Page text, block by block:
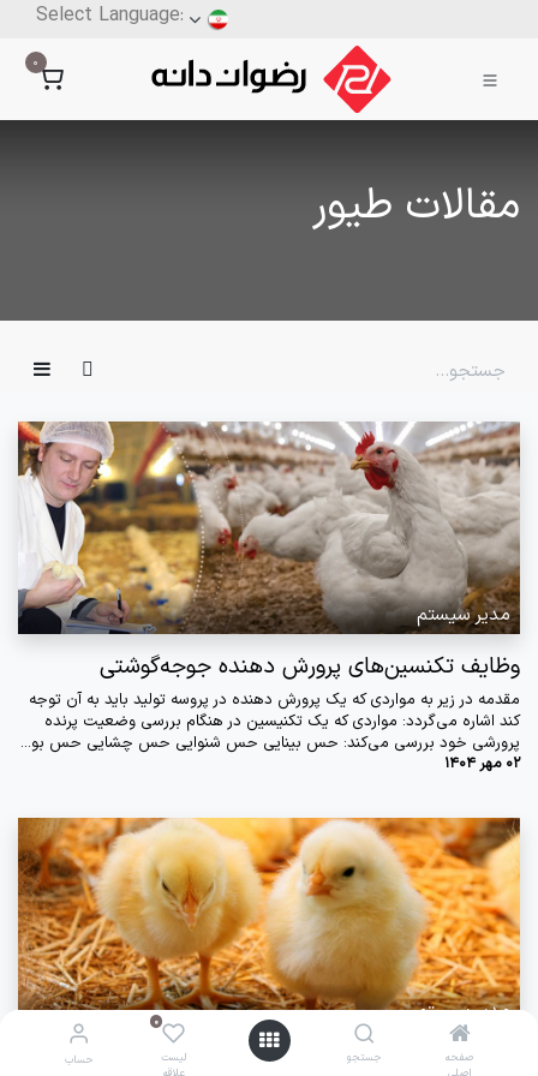
صفحه
جستجو
0
لیست
حساب
صفحه
جستجو
0
لیست
حساب
0
مقالات طیور
مدیر سیستم
وظایف تکنسین‌های پرورش دهنده جوجه‌گوشتی
مقدمه در زیر به مواردی که یک پرورش دهنده در پروسه تولید باید به آن توجه
کند اشاره ‌می‌گردد: مواردی که یک تکنیسین در هنگام بررسی وضعیت پرنده
پرورشی خود بررسی ‌می‌کند: حس بینایی حس شنوایی حس چشایی حس بو...
02 مهر 1404
مدیر سیستم
مدیریت بستر و دلایل ایجاد بستر خیس در پرورش